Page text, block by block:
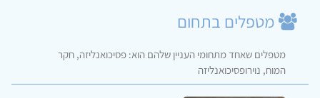
מטפלים בתחום
מטפלים שאחד מתחומי העניין שלהם הוא: פסיכואנליזה, חקר
המוח, נוירופסיכואנליזה